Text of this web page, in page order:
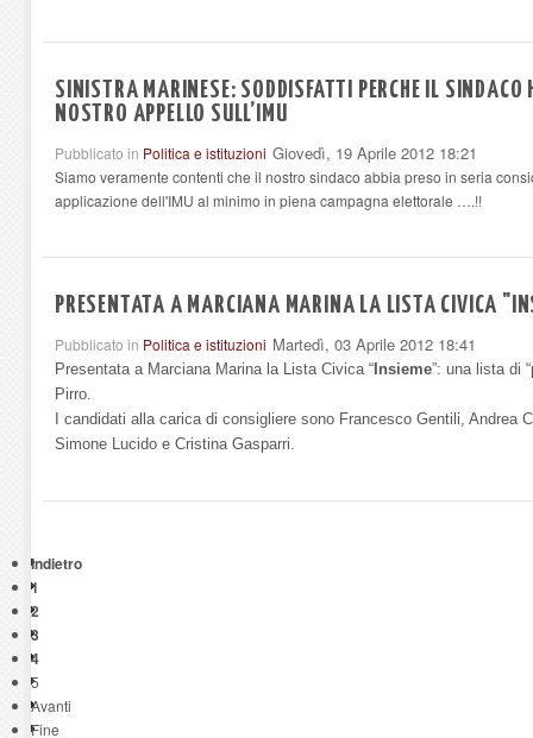
SINISTRA MARINESE: SODDISFATTI PERCHE IL SINDACO
NOSTRO APPELLO SULL’IMU
Pubblicato in Politica e istituzioni Giovedì, 19 Aprile 2012 18:21
Siamo veramente contenti che il nostro sindaco abbia preso in seria
applicazione dell'IMU al minimo in piena campagna elettorale ….!!
PRESENTATA A MARCIANA MARINA LA LISTA CIVICA
Pubblicato in Politica e istituzioni Martedì, 03 Aprile 2012 18:41
Presentata a Marciana Marina la Lista Civica “ Insieme”: una lista di
Pirro.
I candidati alla carica di consigliere sono Francesco Gentili, Andrea
Simone Lucido e Cristina Gasparri.
Indietro
1
2
3
4
5
Avanti
Fine